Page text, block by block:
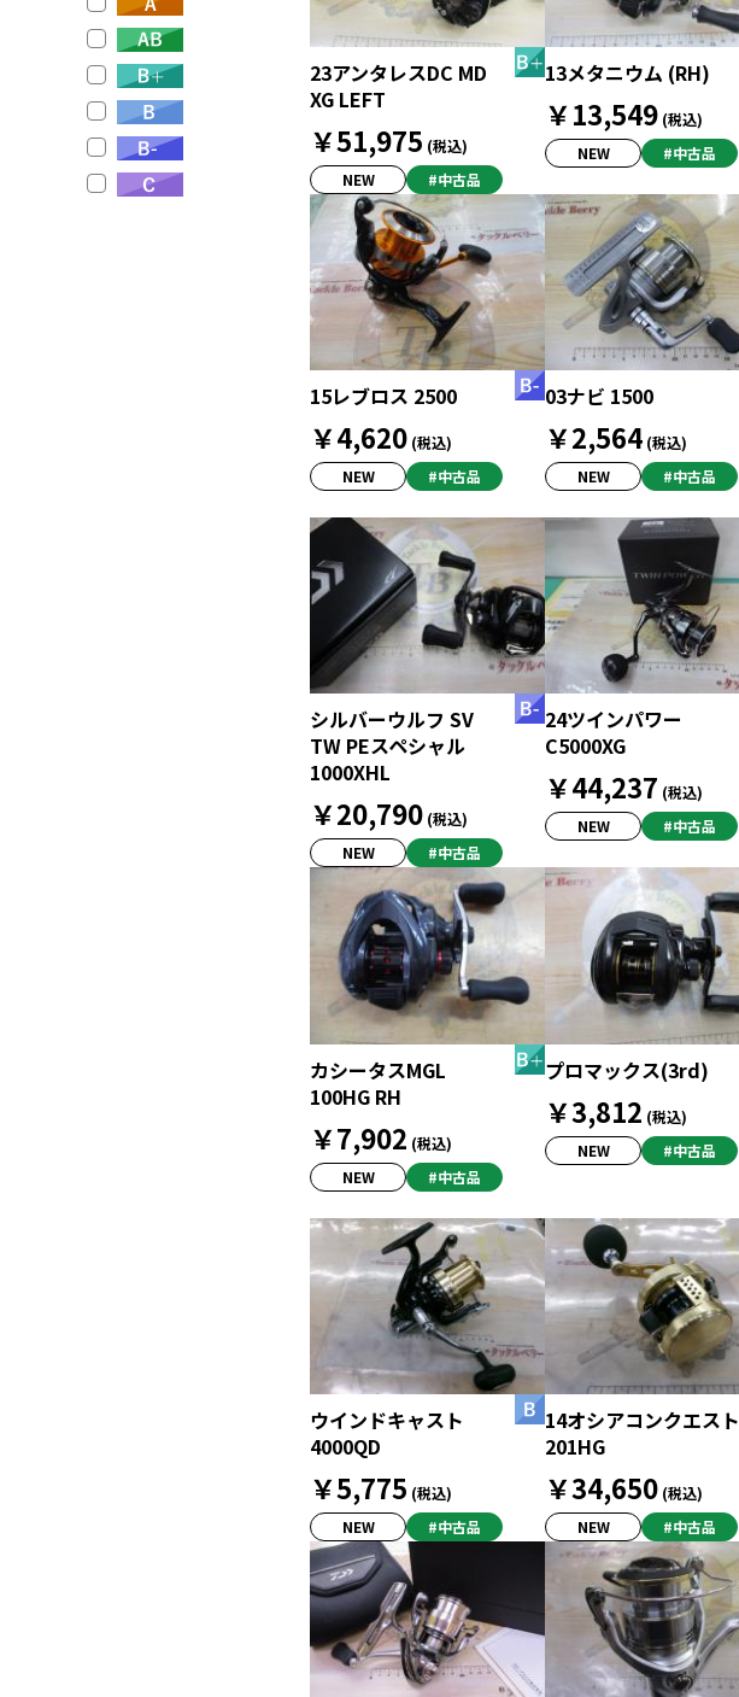
23アンタレスDC MD
XG LEFT
￥51,975 (税込)
NEW
#中古品
13メタニウム (RH)
￥13,549 (税込)
NEW
#中古品
15レブロス 2500
￥4,620 (税込)
NEW
#中古品
03ナビ 1500
￥2,564 (税込)
NEW
#中古品
シルバーウルフ SV
TW PEスペシャル
1000XHL
￥20,790 (税込)
NEW
#中古品
24ツインパワー
C5000XG
￥44,237 (税込)
NEW
#中古品
カシータスMGL
100HG RH
￥7,902 (税込)
NEW
#中古品
プロマックス(3rd)
￥3,812 (税込)
NEW
#中古品
ウインドキャスト
4000QD
￥5,775 (税込)
NEW
#中古品
14オシアコンクエスト
201HG
￥34,650 (税込)
NEW
#中古品